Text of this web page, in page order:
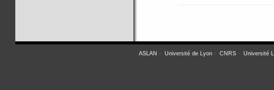
ASLAN - Université de Lyon- CNRS- Université